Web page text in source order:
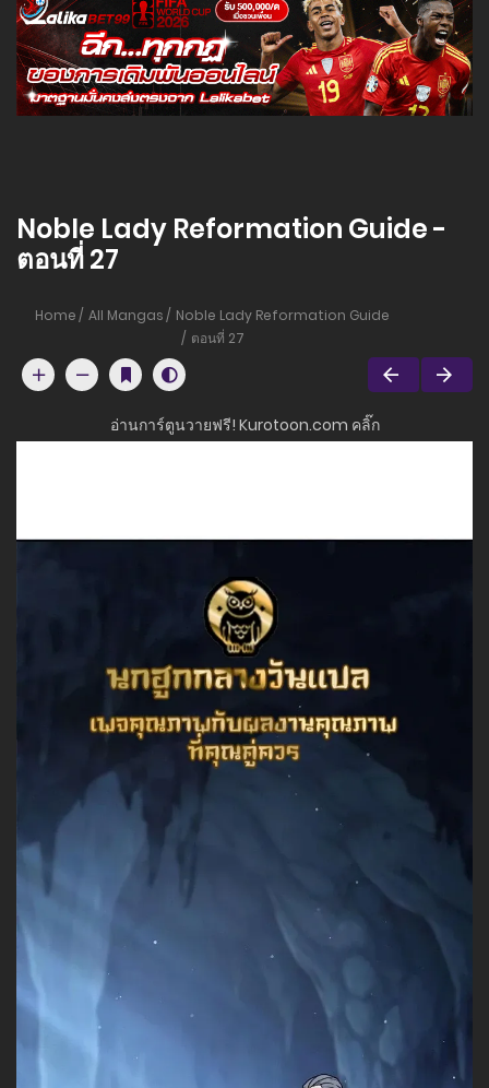
Noble Lady Reformation Guide -
ตอนที่ 27
Home All Mangas
Noble Lady Reformation Guide
ตอนที่ 27
อ่านการ์ตูนวายฟรี! Kurotoon.com คลิ๊ก